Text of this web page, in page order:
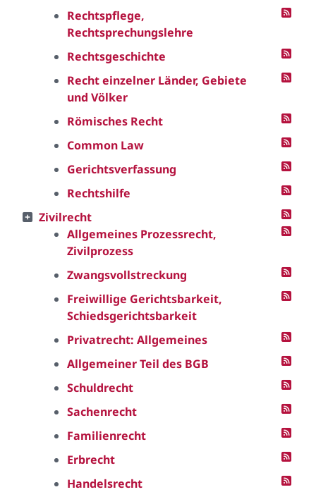
Rechtspflege,
Rechtsprechungslehre
Rechtsgeschichte
Recht einzelner Länder, Gebiete
und Völker
Römisches Recht
Common Law
Gerichtsverfassung
Rechtshilfe
Zivilrecht
Allgemeines Prozessrecht,
Zivilprozess
Zwangsvollstreckung
Freiwillige Gerichtsbarkeit,
Schiedsgerichtsbarkeit
Privatrecht: Allgemeines
Allgemeiner Teil des BGB
Schuldrecht
Sachenrecht
Familienrecht
Erbrecht
Handelsrecht